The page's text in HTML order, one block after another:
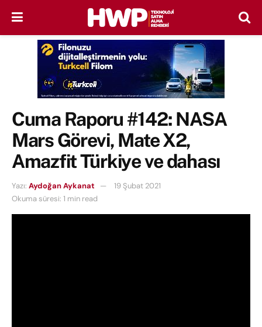
Cuma Raporu #142: NASA
Mars Görevi, Mate X2,
Amazfit Türkiye ve dahası
Yazı: Aydoğan Aykanat
19 Şubat 2021
Okuma süresi: 1 min read